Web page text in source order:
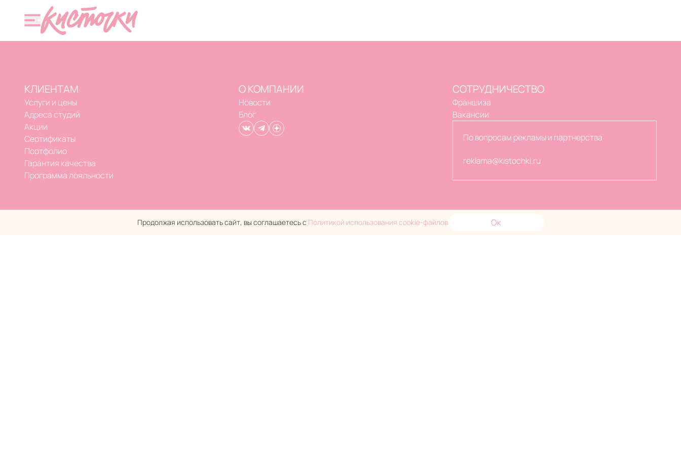
Официальный сайт Кисти
КЛИЕНТАМ
Услуги и цены
Адреса студий
Акции
Сертификаты
Портфолио
Гарантия качества
Программа лояльности
О КОМПАНИИ
Новости
Блог
СОТРУДНИЧЕСТВО
Франшиза
Вакансии
По вопросам рекламы и партнерства
reklama@kistochki.ru
Продолжая использовать сайт, вы соглашаетесь с Политикой использования cookie-файлов Ок